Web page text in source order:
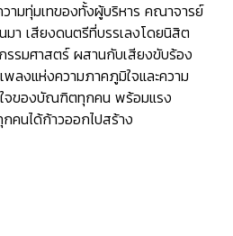
ามทุ่มเทของทั้งผู้บริหาร คณาจารย์
า เสียงดนตรีที่บรรเลงโดยนิสิต
รรมศาสตร์ ผสานกับเสียงขับร้อง
ลงแห่งความภาคภูมิใจและความ
จของบัณฑิตทุกคน พร้อมแรง
คนได้ก้าวออกไปสร้าง